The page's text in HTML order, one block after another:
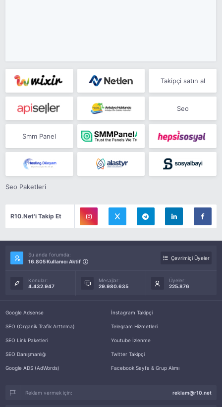
Takipçi satın al
Seo
Smm Panel
Seo Paketleri
R10.Net'i Takip Et
Şu anda forumda:
16.805 Kullanıcı Aktif
Çevrimiçi Üyeler
Konular:
4.432.947
Mesajlar:
29.980.635
Üyeler:
225.876
Google Adsense
SEO (Organik Trafik Arttırma)
SEO Link Paketleri
SEO Danışmanlığı
Google ADS (AdWords)
İnstagram Takipçi
Telegram Hizmetleri
Youtube İzlenme
Twitter Takipçi
Facebook Sayfa & Grup Alımı
Reklam vermek için: reklam@r10.net